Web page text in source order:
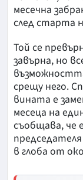
месечна
след старта
Той се
завърна, но
срещу него.
вината е
месеца на
съобщава, че
в глоба от